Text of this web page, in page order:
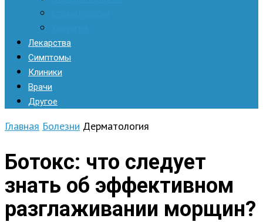
Лекарства
Симптомы
Клиники
Врачи
Другое
Главная Болезни Дерматология
Ботокс: что следует
знать об эффективном
разглаживании морщин?